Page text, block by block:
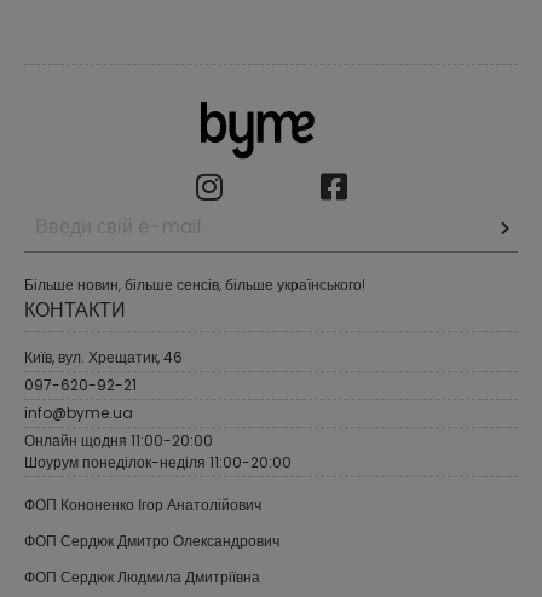
Більше новин, більше сенсів, більше українського!
КОНТАКТИ
Київ, вул. Хрещатик, 46
097-620-92-21
info@byme.ua
Онлайн щодня 11:00-20:00
Шоурум понеділок-неділя 11:00-20:00
ФОП Кононенко Ігор Анатолійович
ФОП Сердюк Дмитро Олександрович
ФОП Сердюк Людмила Дмитріївна